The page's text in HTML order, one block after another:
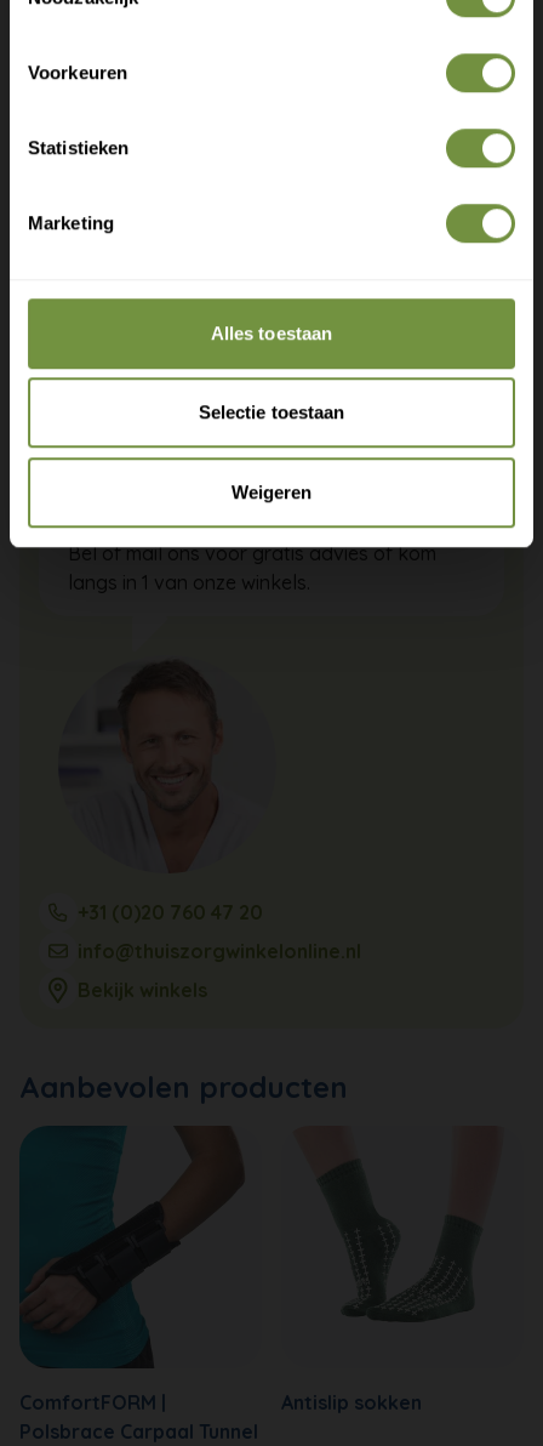
Voorkeuren
Statistieken
Marketing
Alles toestaan
Selectie toestaan
Weigeren
Heeft u een vraag of advies
Bel of mail ons voor gratis advies of kom
langs in 1 van onze winkels.
+31 (0)20 760 47 20
info@thuiszorgwinkelonline.nl
Bekijk winkels
Aanbevolen producten
ComfortFORM |
Polsbrace Carpaal Tunnel
Antislip sokken
Deskundige tips over zorg en herstel